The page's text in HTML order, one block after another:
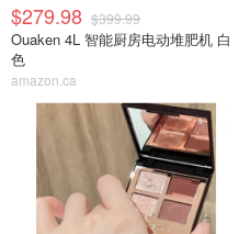
$279.98 $399.99
Ouaken 4L 智能厨房电动堆肥机 白
色
amazon.ca